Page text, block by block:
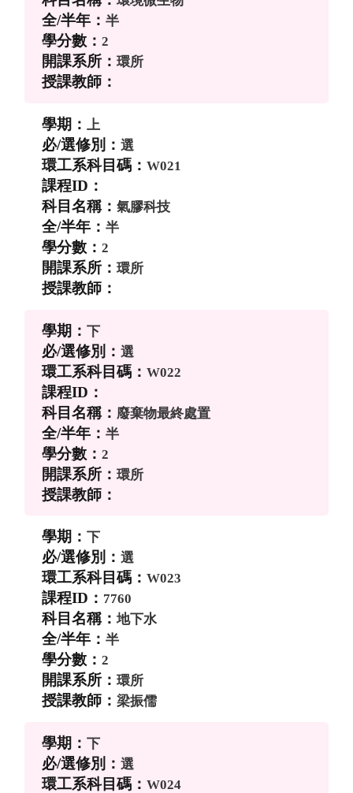
半
2
環所
上
選
W021
氣膠科技
半
2
環所
下
選
W022
廢棄物最終處置
半
2
環所
下
選
W023
7760
地下水
半
2
環所
梁振儒
下
選
W024